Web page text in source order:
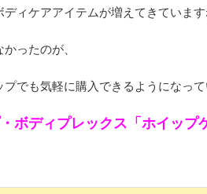
ィケアアイテムが増えてきています
ったのが、
でも気軽に購入できるようになって
ボディプレックス「ホイップ